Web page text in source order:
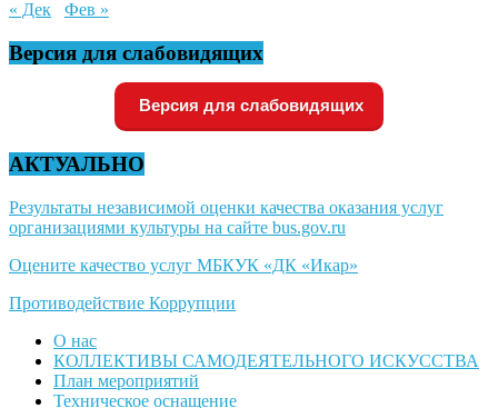
« Дек
Фев »
Версия для слабовидящих
Версия для слабовидящих
АКТУАЛЬНО
Результаты независимой оценки качества оказания услуг
организациями культуры на сайте bus.gov.ru
Оцените качество услуг МБКУК «ДК «Икар»
Противодействие Коррупции
О нас
КОЛЛЕКТИВЫ САМОДЕЯТЕЛЬНОГО ИСКУССТВА
План мероприятий
Техническое оснащение